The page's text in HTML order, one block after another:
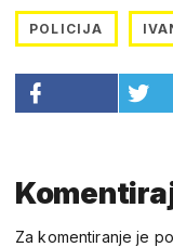
POLICIJA
Za komentiranje je